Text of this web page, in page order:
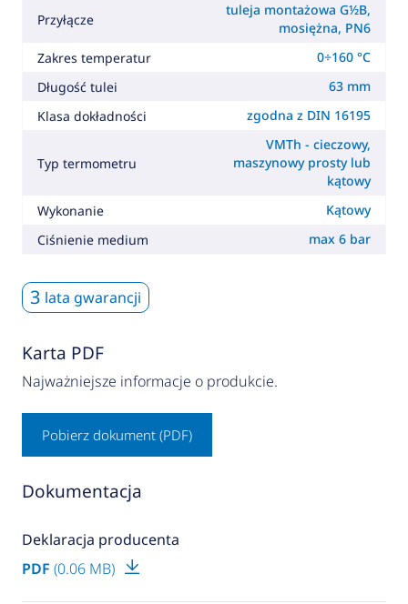
Przyłącze
tuleja montażowa G½B,
mosiężna, PN6
Zakres temperatur
0÷160 °C
Długość tulei
63 mm
Klasa dokładności
zgodna z DIN 16195
Typ termometru
VMTh - cieczowy,
maszynowy prosty lub
kątowy
Wykonanie
Kątowy
Ciśnienie medium
max 6 bar
3 lata gwarancji
Karta PDF
Najważniejsze informacje o produkcie.
Pobierz dokument (PDF)
Dokumentacja
Deklaracja producenta
PDF (0.06 MB)